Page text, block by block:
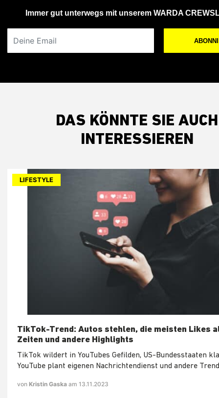
Immer gut unterwegs mit unserem WARDA
DAS KÖNNTE SIE AUCH
INTERESSIEREN
LIFESTYLE
TikTok-Trend: Autos stehlen, die meisten Likes
Zeiten und andere Highlights
TikTok wildert in YouTubes Gefilden, US-Bundesstaaten
YouTube plant eigenen Nachrichtendienst und andere
von Kristin Gaska am 13.11.2023